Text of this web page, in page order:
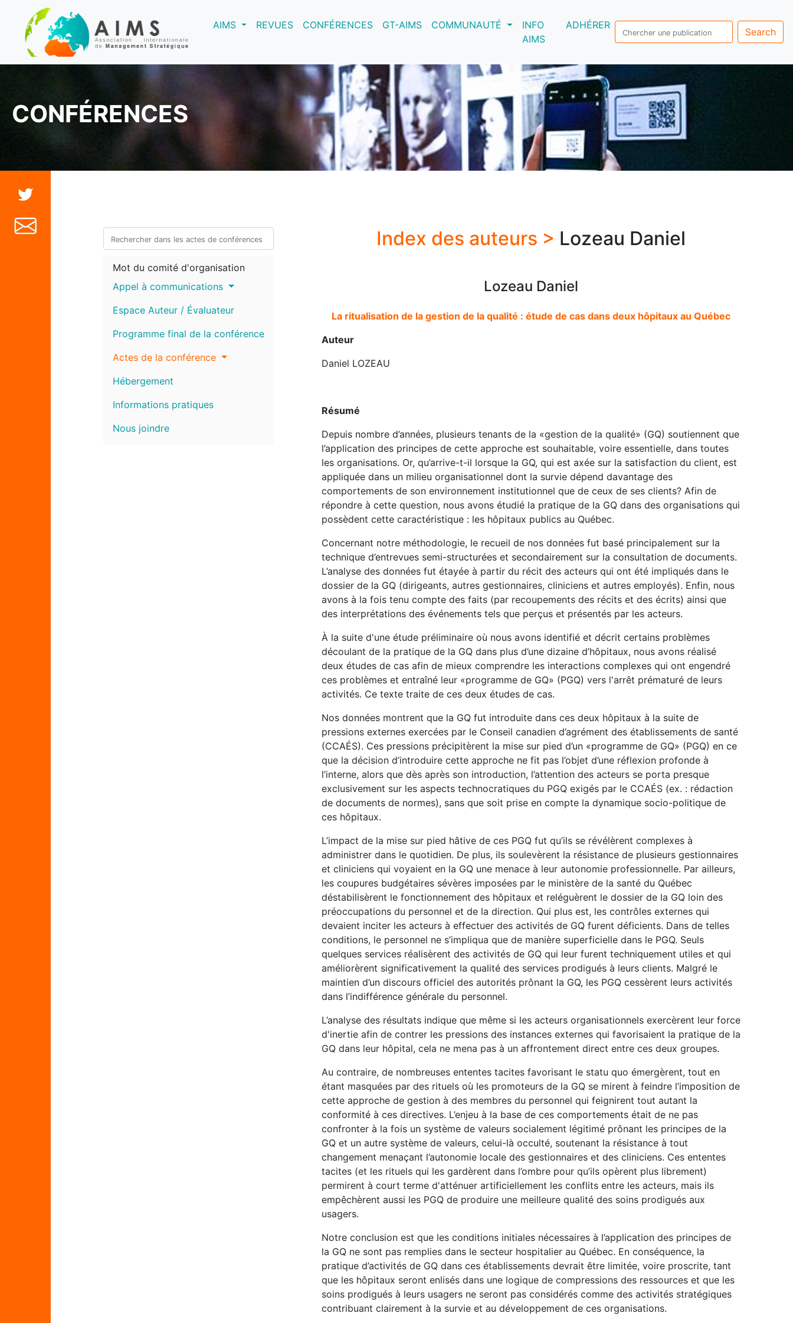
AIMS(current)REVUES CONFÉRENCES GT-AIMS COMMUNAUTÉ
INFO
AIMS
ADHÉRER
Search
CONFÉRENCES
Mot du comité d'organisation
Appel à communications
Espace Auteur / Évaluateur
Programme final de la conférence
Actes de la conférence
Hébergement
Informations pratiques
Nous joindre
Index des auteurs > Lozeau Daniel
Lozeau Daniel
La ritualisation de la gestion de la qualité : étude de cas dans deux hôpitaux au Québec
Auteur
Daniel LOZEAU
Résumé
Depuis nombre d’années, plusieurs tenants de la «gestion de la qualité» (GQ) soutiennent que
l’application des principes de cette approche est souhaitable, voire essentielle, dans toutes
les organisations. Or, qu’arrive-t-il lorsque la GQ, qui est axée sur la satisfaction du client, est
appliquée dans un milieu organisationnel dont la survie dépend davantage des
comportements de son environnement institutionnel que de ceux de ses clients? Afin de
répondre à cette question, nous avons étudié la pratique de la GQ dans des organisations qui
possèdent cette caractéristique : les hôpitaux publics au Québec.
Concernant notre méthodologie, le recueil de nos données fut basé principalement sur la
technique d’entrevues semi-structurées et secondairement sur la consultation de documents.
L’analyse des données fut étayée à partir du récit des acteurs qui ont été impliqués dans le
dossier de la GQ (dirigeants, autres gestionnaires, cliniciens et autres employés). Enfin, nous
avons à la fois tenu compte des faits (par recoupements des récits et des écrits) ainsi que
des interprétations des événements tels que perçus et présentés par les acteurs.
À la suite d'une étude préliminaire où nous avons identifié et décrit certains problèmes
découlant de la pratique de la GQ dans plus d’une dizaine d’hôpitaux, nous avons réalisé
deux études de cas afin de mieux comprendre les interactions complexes qui ont engendré
ces problèmes et entraîné leur «programme de GQ» (PGQ) vers l'arrêt prématuré de leurs
activités. Ce texte traite de ces deux études de cas.
Nos données montrent que la GQ fut introduite dans ces deux hôpitaux à la suite de
pressions externes exercées par le Conseil canadien d’agrément des établissements de santé
(CCAÉS). Ces pressions précipitèrent la mise sur pied d’un «programme de GQ» (PGQ) en ce
que la décision d’introduire cette approche ne fit pas l’objet d’une réflexion profonde à
l’interne, alors que dès après son introduction, l’attention des acteurs se porta presque
exclusivement sur les aspects technocratiques du PGQ exigés par le CCAÉS (ex. : rédaction
de documents de normes), sans que soit prise en compte la dynamique socio-politique de
ces hôpitaux.
L’impact de la mise sur pied hâtive de ces PGQ fut qu’ils se révélèrent complexes à
administrer dans le quotidien. De plus, ils soulevèrent la résistance de plusieurs gestionnaires
et cliniciens qui voyaient en la GQ une menace à leur autonomie professionnelle. Par ailleurs,
les coupures budgétaires sévères imposées par le ministère de la santé du Québec
déstabilisèrent le fonctionnement des hôpitaux et reléguèrent le dossier de la GQ loin des
préoccupations du personnel et de la direction. Qui plus est, les contrôles externes qui
devaient inciter les acteurs à effectuer des activités de GQ furent déficients. Dans de telles
conditions, le personnel ne s’impliqua que de manière superficielle dans le PGQ. Seuls
quelques services réalisèrent des activités de GQ qui leur furent techniquement utiles et qui
améliorèrent significativement la qualité des services prodigués à leurs clients. Malgré le
maintien d’un discours officiel des autorités prônant la GQ, les PGQ cessèrent leurs activités
dans l’indifférence générale du personnel.
L’analyse des résultats indique que même si les acteurs organisationnels exercèrent leur force
d'inertie afin de contrer les pressions des instances externes qui favorisaient la pratique de la
GQ dans leur hôpital, cela ne mena pas à un affrontement direct entre ces deux groupes.
Au contraire, de nombreuses ententes tacites favorisant le statu quo émergèrent, tout en
étant masquées par des rituels où les promoteurs de la GQ se mirent à feindre l’imposition de
cette approche de gestion à des membres du personnel qui feignirent tout autant la
conformité à ces directives. L’enjeu à la base de ces comportements était de ne pas
confronter à la fois un système de valeurs socialement légitimé prônant les principes de la
GQ et un autre système de valeurs, celui-là occulté, soutenant la résistance à tout
changement menaçant l’autonomie locale des gestionnaires et des cliniciens. Ces ententes
tacites (et les rituels qui les gardèrent dans l’ombre pour qu’ils opèrent plus librement)
permirent à court terme d'atténuer artificiellement les conflits entre les acteurs, mais ils
empêchèrent aussi les PGQ de produire une meilleure qualité des soins prodigués aux
usagers.
Notre conclusion est que les conditions initiales nécessaires à l’application des principes de
la GQ ne sont pas remplies dans le secteur hospitalier au Québec. En conséquence, la
pratique d’activités de GQ dans ces établissements devrait être limitée, voire proscrite, tant
que les hôpitaux seront enlisés dans une logique de compressions des ressources et que les
soins prodigués à leurs usagers ne seront pas considérés comme des activités stratégiques
contribuant clairement à la survie et au développement de ces organisations.